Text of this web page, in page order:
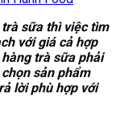
sữa thì việc tìm
với giá cả hợp
trà sữa phải
sản phẩm
lời phù hợp với